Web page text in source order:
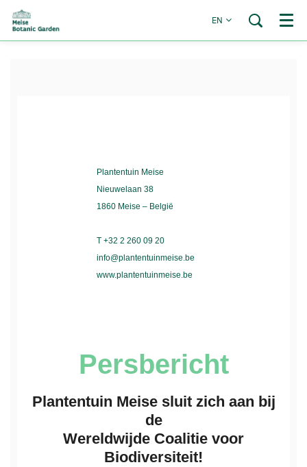
EN Menu
Plantentuin Meise
Nieuwelaan 38
1860 Meise – België
T +32 2 260 09 20
info@plantentuinmeise.be
www.plantentuinmeise.be
Persbericht
Plantentuin Meise sluit zich aan bij
de
Wereldwijde Coalitie voor
Biodiversiteit!